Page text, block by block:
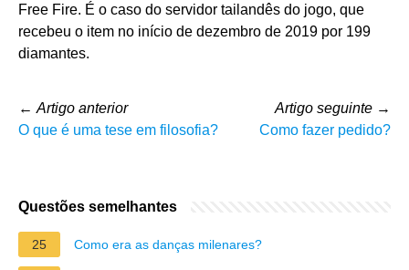
Free Fire. É o caso do servidor tailandês do jogo, que
recebeu o item no início de dezembro de 2019 por 199
diamantes.
← Artigo anterior
O que é uma tese em filosofia?
Artigo seguinte →
Como fazer pedido?
Questões semelhantes
25 Como era as danças milenares?